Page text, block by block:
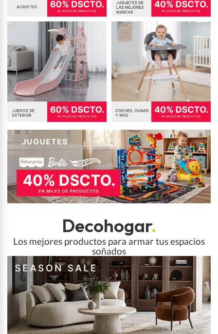
Decohogar.
Los mejores productos para armar tus espacios
soñados